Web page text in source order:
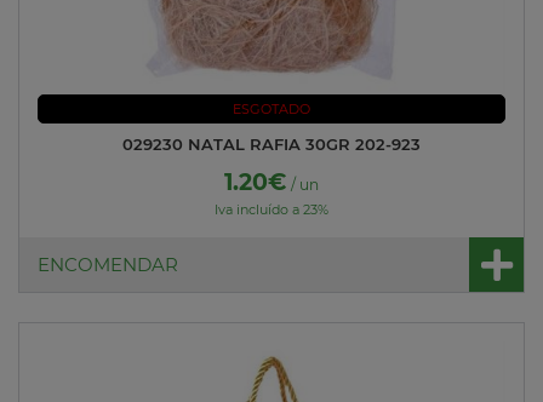
ESGOTADO
029230 NATAL RAFIA 30GR 202-923
1.20€ / un
Iva incluído a 23%
ENCOMENDAR